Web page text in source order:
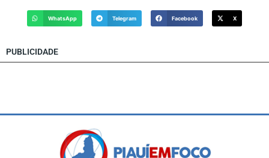
WhatsApp Telegram Facebook X
PUBLICIDADE